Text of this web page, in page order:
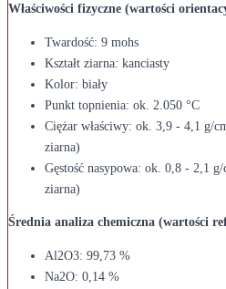
Właściwości fizyczne (wartości
Twardość: 9 mohs
Kształt ziarna: kanciasty
Kolor: biały
Punkt topnienia: ok. 2.050 °C
Ciężar właściwy: ok. 3,9 - 4,1 g/
ziarna)
Gęstość nasypowa: ok. 0,8 - 2,1
ziarna)
Średnia analiza chemiczna (wartości
Al2O3: 99,73 %
Na2O: 0,14 %